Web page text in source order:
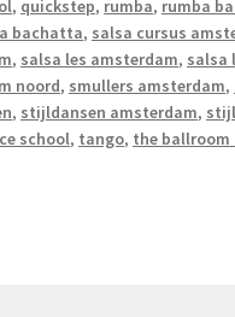
, quickstep, rumba, rumba
bachatta, salsa cursus
, salsa les amsterdam, salsa
noord, smullers amsterdam,
, stijldansen amsterdam,
school, tango, the ballroom